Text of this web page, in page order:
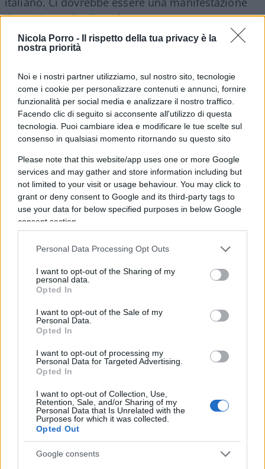
Nicola Porro -
Il rispetto della tua privacy è la
nostra priorità
Noi e i nostri partner utilizziamo, sul nostro sito, tecnologie
come i cookie per personalizzare contenuti e annunci, fornire
funzionalità per social media e analizzare il nostro traffico.
Facendo clic di seguito si acconsente all'utilizzo di questa
tecnologia. Puoi cambiare idea e modificare le tue scelte sul
consenso in qualsiasi momento ritornando su questo sito
Please note that this website/app uses one or more Google
services and may gather and store information including but
not limited to your visit or usage behaviour. You may click to
grant or deny consent to Google and its third-party tags to
use your data for below specified purposes in below Google
consent section.
Personal Data Processing Opt Outs
I want to opt-out of the Sharing of my
personal data.
Opted In
I want to opt-out of the Sale of my
Personal Data.
Opted In
I want to opt-out of processing my
Personal Data for Targeted Advertising.
Opted In
I want to opt-out of Collection, Use,
Retention, Sale, and/or Sharing of my
Personal Data that Is Unrelated with the
Purposes for which it was collected.
Opted Out
Google consents
davanti a quel Tribunale.
Per approfondire:
Caro Silvio, grazie per la tua resistenza contro
sinistra e magistrati
Quelle oscene vignette su Berlusconi
Berlusconi, spietato e umano: era migliore di
chi lo denigrava
Viviamo in un paese in cui ammazzano le
ragazzine di 17
andare la sera in stazione perché come minimo ti
toccano il culo, e come vengono spesi i soldi dei
contribuenti? Per fare appello alla Cassazione per
con Berlusconi ormai morto.Vi dico la verità:
Berlusconi era talmente grande che non avrebbe
reagito come ho reagito io, forse si sarebbe quasi
messo a ridere. Forse avrei dovuto fare anche io
così, ma letta la notizia non ce l’ho fatta a
trattenermi.
Player